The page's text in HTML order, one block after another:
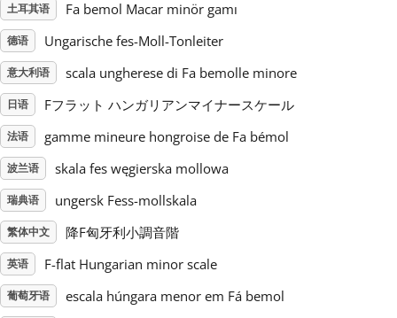
Svenska
Tiếng Việt
简体中文
繁體中文
土耳其语 Fa bemol Macar minör gamı
德语 Ungarische fes-Moll-Tonleiter
意大利语 scala ungherese di Fa bemolle minore
日语 Fフラット ハンガリアンマイナースケール
法语 gamme mineure hongroise de Fa bémol
波兰语 skala fes węgierska mollowa
瑞典语 ungersk Fess-mollskala
繁体中文 降F匈牙利小調音階
英语 F-flat Hungarian minor scale
葡萄牙语 escala húngara menor em Fá bemol